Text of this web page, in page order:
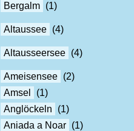
Bergalm (1)
Altaussee (4)
Altausseersee (4)
Ameisensee (2)
Amsel
(1)
Anglöckeln
(1)
Aniada a Noar (1)